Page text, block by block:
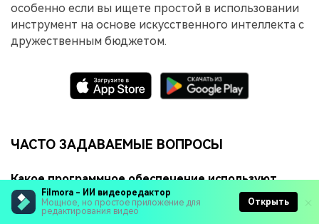
Filmora - ИИ видеоредактор
Мощное, но простое приложение для
редактирования видео
Открыть
особенно если вы ищете простой в использовании
инструмент на основе искусственного интеллекта с
дружественным бюджетом.
ЧАСТО ЗАДАВАЕМЫЕ ВОПРОСЫ
Какое программное обеспечение используют
ютуберы для редактирования видео?